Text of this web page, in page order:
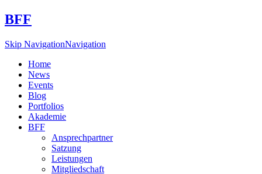
BFF
Skip NavigationNavigation
Home
News
Events
Blog
Portfolios
Akademie
BFF
Ansprechpartner
Satzung
Leistungen
Mitgliedschaft